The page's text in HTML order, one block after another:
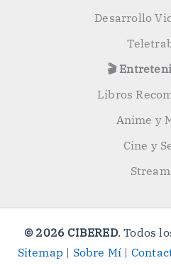
Desarrollo
🎬
Libros
Anime y
Cine y
© 2026 CIBERED. Todos
Sitemap | Sobre Mí |